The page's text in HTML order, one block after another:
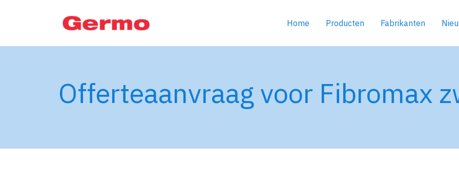
Home Producten Fabrikanten
Offerteaanvraag voor Fibromax